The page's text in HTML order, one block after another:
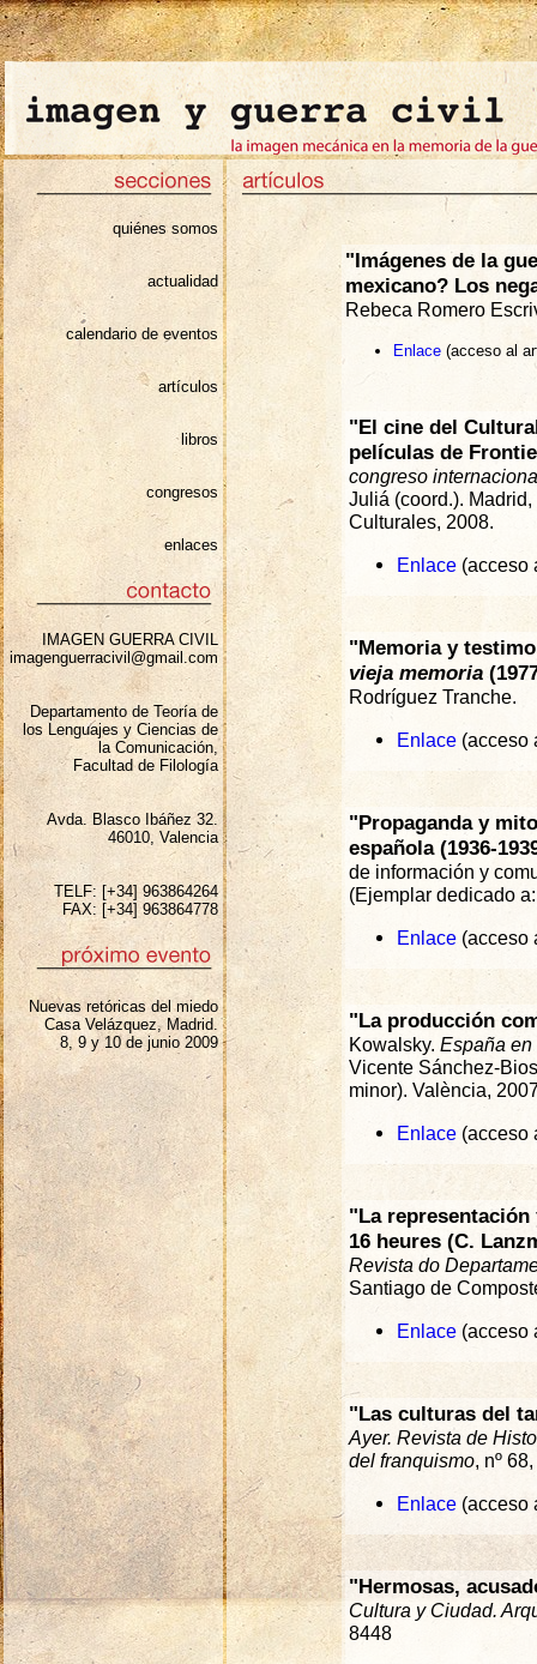
quiénes somos
actualidad
calendario de eventos
artículos
libros
congresos
enlaces
IMAGEN GUERRA CIVIL
imagenguerracivil@gmail.com
Departamento de Teoría de
los Lenguajes y Ciencias de
la Comunicación,
Facultad de Filología
Avda. Blasco Ibáñez 32.
46010, Valencia
TELF: [+34] 963864264
FAX: [+34] 963864778
Nuevas retóricas del miedo
Casa Velázquez, Madrid.
8, 9 y 10 de junio 2009
"Imágenes de la
mexicano? Los
Rebeca Romero
Enlace (acceso al
"El cine del
películas de
congreso
Juliá (coord.).
Culturales, 2008.
Enlace (acceso
"Memoria y
vieja memoria
Rodríguez Tranche.
Enlace (acceso
"Propaganda y
española (1936-
de información y
(Ejemplar dedicado
Enlace (acceso
"La producción
Kowalsky. España
Vicente Sánchez-
minor). València,
Enlace (acceso
"La representación
16 heures (C.
Revista do
Santiago de
Enlace (acceso
"Las culturas del
Ayer. Revista de
del franquismo, nº
Enlace (acceso
"Hermosas,
Cultura y Ciudad.
8448